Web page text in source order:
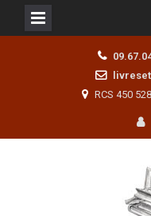
RCS 450